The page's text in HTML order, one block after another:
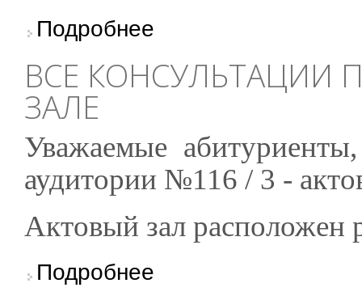
Подробнее
ВСЕ КОНСУЛЬТАЦИИ
ЗАЛЕ
Уважаемые
аудитории №116 / 3 -
Актовый зал расположен
Подробнее